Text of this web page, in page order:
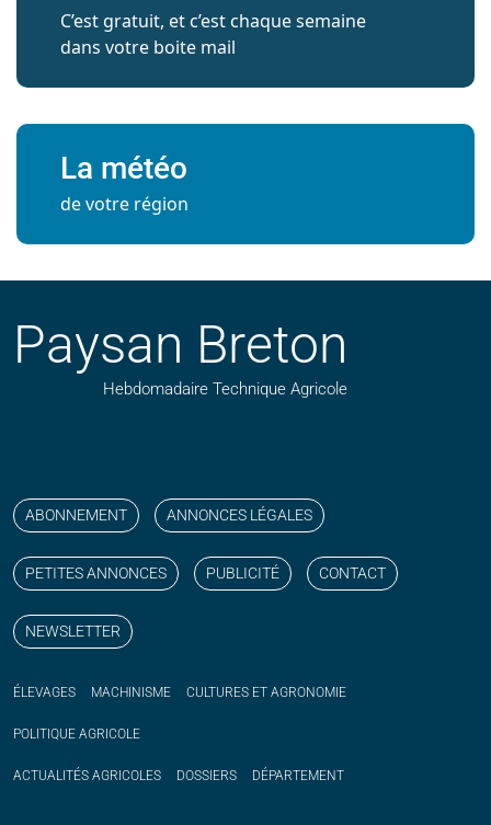
C’est gratuit, et c’est chaque semaine
dans votre boite mail
La météo
de votre région
Paysan Breton
Hebdomadaire Technique Agricole
ABONNEMENT ANNONCES LÉGALES
PETITES ANNONCES PUBLICITÉ CONTACT
NEWSLETTER
ÉLEVAGES MACHINISME CULTURES ET AGRONOMIE
POLITIQUE AGRICOLE
ACTUALITÉS AGRICOLES DOSSIERS DÉPARTEMENT